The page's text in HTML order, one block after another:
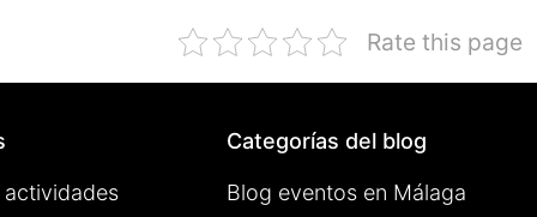
Rate this page
actividades
Categorías del blog
Blog eventos en Málaga